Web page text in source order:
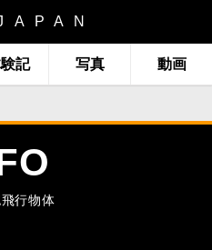
記 写真 動画
行物体